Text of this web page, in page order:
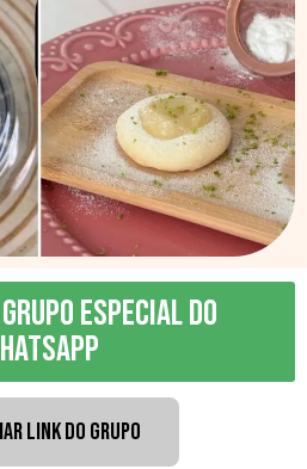
ESPECIAL DO
link do grupo